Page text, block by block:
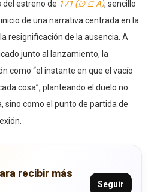
del estreno de 171 (∅ ⊆ A), sencillo
de una narrativa centrada en la
resignificación de la ausencia. A
junto al lanzamiento, la
como “el instante en que el vacío
cosa”, planteando el duelo no
sino como el punto de partida de
recibir más
Seguir